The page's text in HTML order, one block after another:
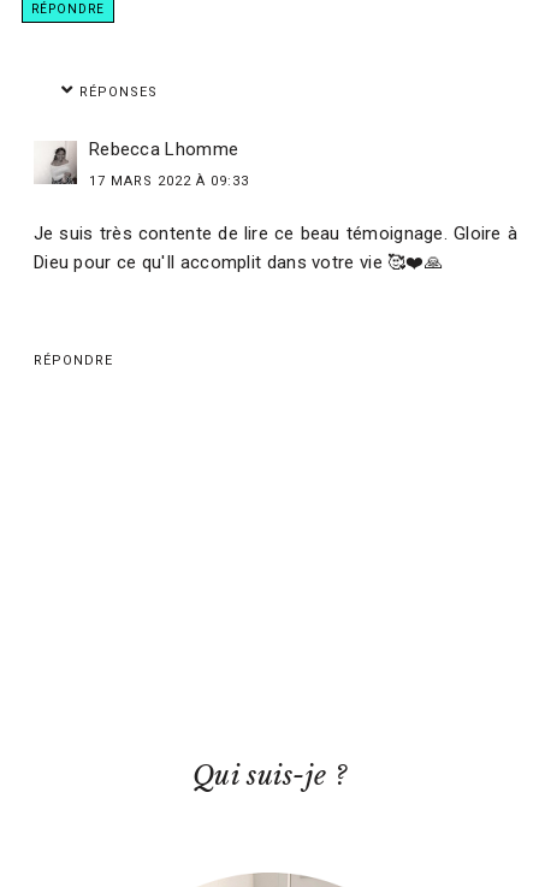
RÉPONDRE
RÉPONSES
Rebecca Lhomme
17 MARS 2022 À 09:33
Je suis très contente de lire ce beau témoignage. Gloire à
Dieu pour ce qu'Il accomplit dans votre vie 🥰❤️🙏
RÉPONDRE
Qui suis-je ?